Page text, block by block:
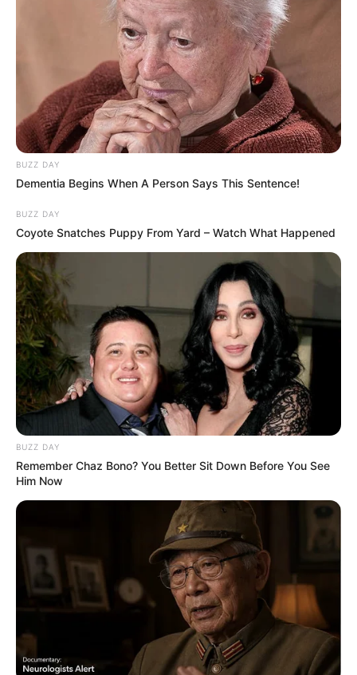
BUZZ DAY
Dementia Begins When A Person Says This Sentence!
BUZZ DAY
Coyote Snatches Puppy From Yard – Watch What Happened
BUZZ DAY
Remember Chaz Bono? You Better Sit Down Before You See
Him Now